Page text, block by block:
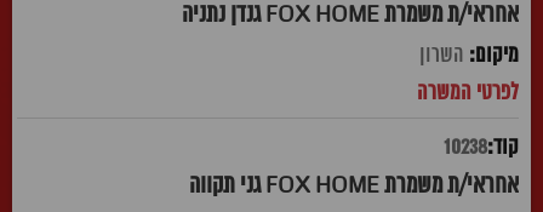
אחראי/ת משמרת FOX HOME גנדן נתניה
השרון
10238
אחראי/ת משמרת FOX HOME גני תקווה